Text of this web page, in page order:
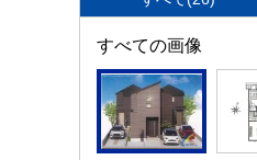
すべての画像